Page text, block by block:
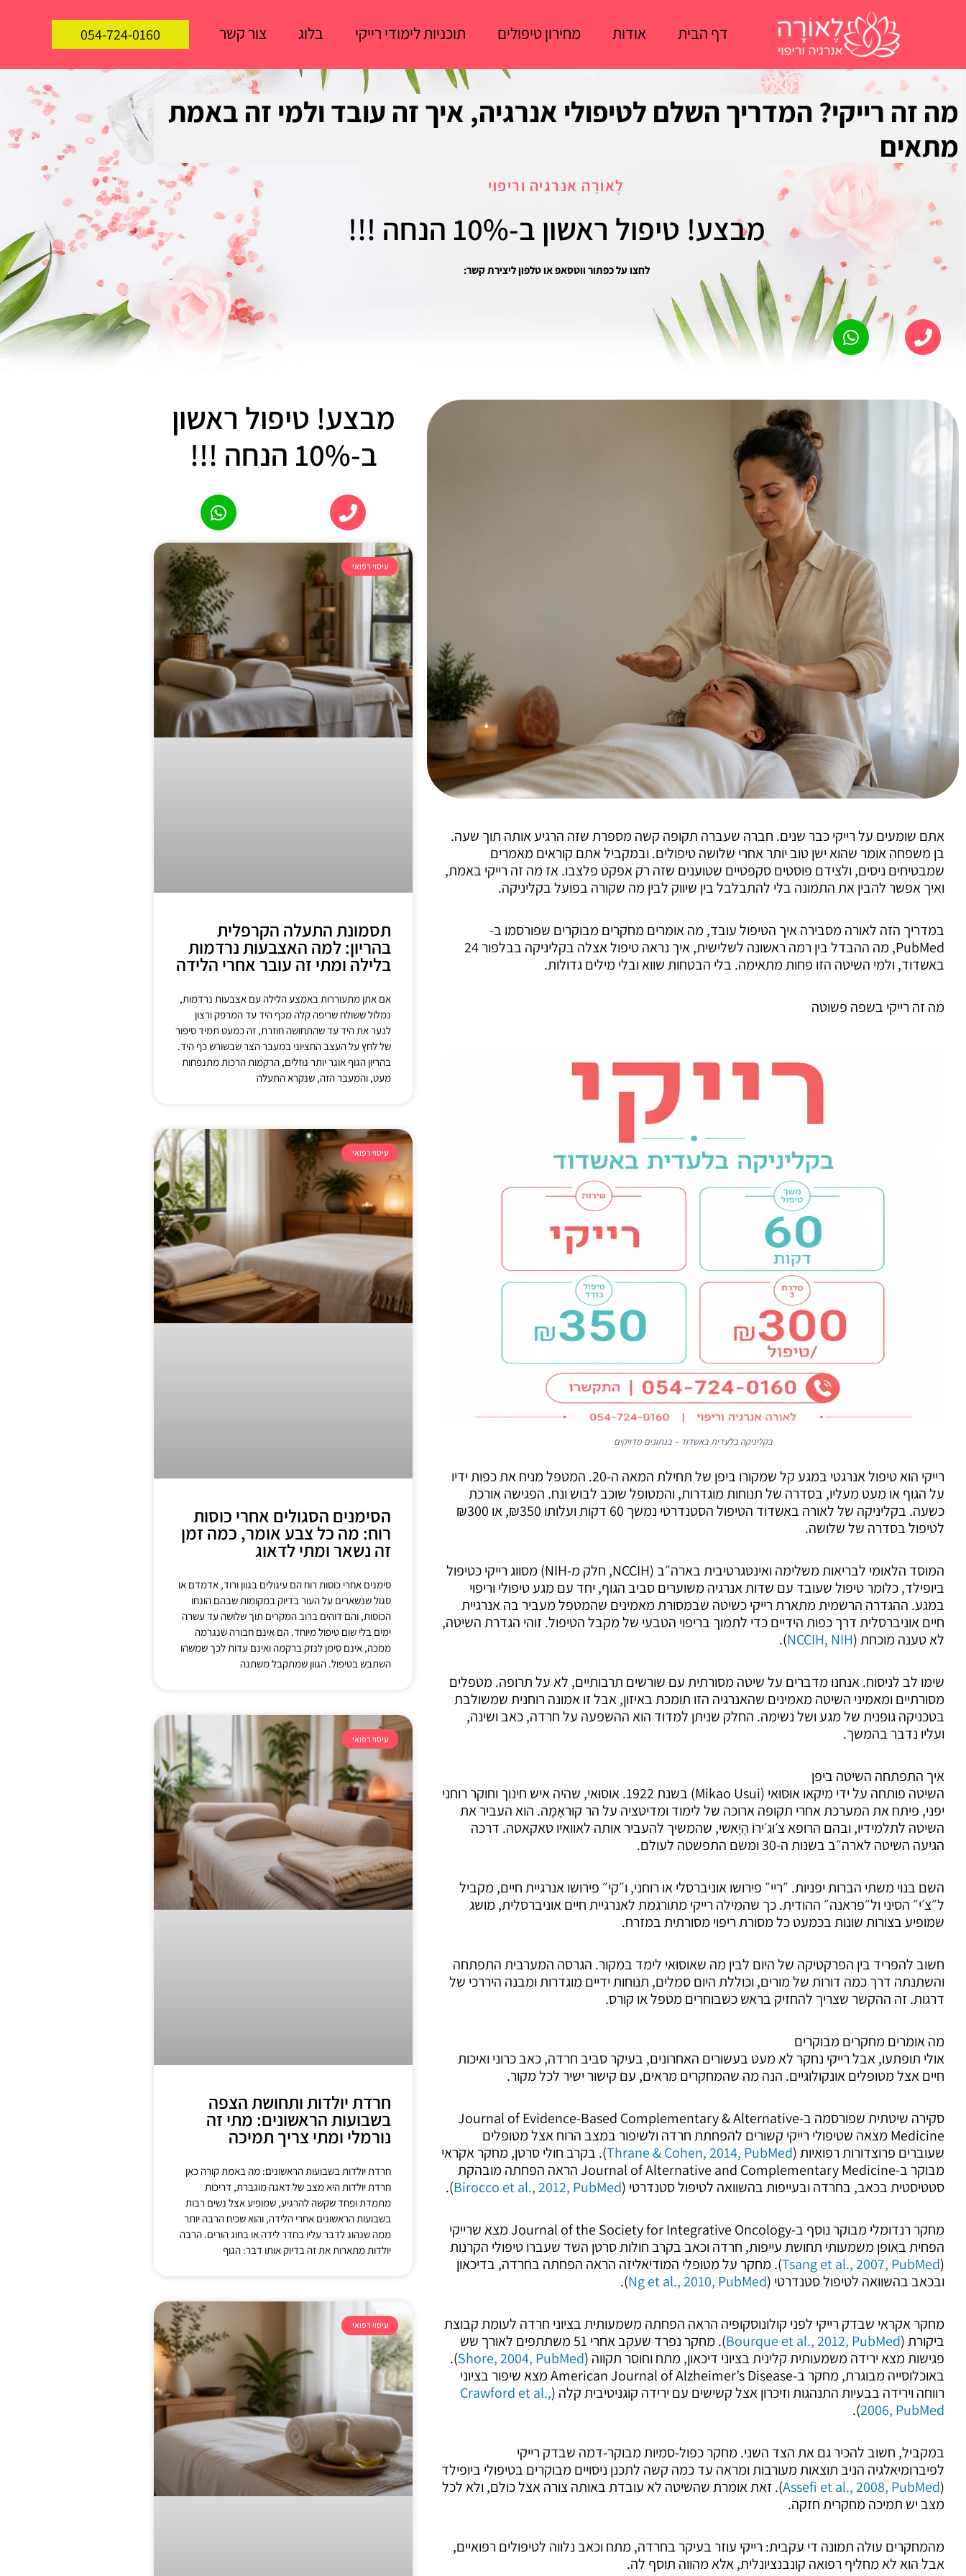
דף הבית אודות מחירון טיפולים תוכניות לימודי רייקי בלוג צור קשר 054-724-0160
מה זה רייקי? המדריך השלם לטיפולי אנרגיה, איך זה עובד ולמי זה באמת
מתאים
לֶאוֹרָה אנרגיה וריפוי
מבצע! טיפול ראשון ב-10% הנחה !!!
לחצו על כפתור ווטסאפ או טלפון ליצירת קשר:
אתם שומעים על רייקי כבר שנים. חברה שעברה תקופה קשה מספרת שזה הרגיע אותה תוך שעה.
בן משפחה אומר שהוא ישן טוב יותר אחרי שלושה טיפולים. ובמקביל אתם קוראים מאמרים
שמבטיחים ניסים, ולצידם פוסטים סקפטיים שטוענים שזה רק אפקט פלצבו. אז מה זה רייקי באמת,
ואיך אפשר להבין את התמונה בלי להתבלבל בין שיווק לבין מה שקורה בפועל בקליניקה.
במדריך הזה לאורה מסבירה איך הטיפול עובד, מה אומרים מחקרים מבוקרים שפורסמו ב-
PubMed, מה ההבדל בין רמה ראשונה לשלישית, איך נראה טיפול אצלה בקליניקה בבלפור 24
באשדוד, ולמי השיטה הזו פחות מתאימה. בלי הבטחות שווא ובלי מילים גדולות.
מה זה רייקי בשפה פשוטה
בקליניקה בלעדית באשדוד – בנתונים מדויקים
רייקי הוא טיפול אנרגטי במגע קל שמקורו ביפן של תחילת המאה ה-20. המטפל מניח את כפות ידיו
על הגוף או מעט מעליו, בסדרה של תנוחות מוגדרות, והמטופל שוכב לבוש ונח. הפגישה אורכת
כשעה. בקליניקה של לאורה באשדוד הטיפול הסטנדרטי נמשך 60 דקות ועלותו ₪350, או ₪300
לטיפול בסדרה של שלושה.
המוסד הלאומי לבריאות משלימה ואינטגרטיבית בארה״ב (NCCIH, חלק מ-NIH) מסווג רייקי כטיפול
ביופילד, כלומר טיפול שעובד עם שדות אנרגיה משוערים סביב הגוף, יחד עם מגע טיפולי וריפוי
במגע. ההגדרה הרשמית מתארת רייקי כשיטה שבמסורת מאמינים שהמטפל מעביר בה אנרגיית
חיים אוניברסלית דרך כפות הידיים כדי לתמוך בריפוי הטבעי של מקבל הטיפול. זוהי הגדרת השיטה,
לא טענה מוכחת (NCCIH, NIH
).
שימו לב לניסוח. אנחנו מדברים על שיטה מסורתית עם שורשים תרבותיים, לא על תרופה. מטפלים
מסורתיים ומאמיני השיטה מאמינים שהאנרגיה הזו תומכת באיזון, אבל זו אמונה רוחנית שמשולבת
בטכניקה גופנית של מגע ושל נשימה. החלק שניתן למדוד הוא ההשפעה על חרדה, כאב ושינה,
ועליו נדבר בהמשך.
איך התפתחה השיטה ביפן
השיטה פותחה על ידי מיקאו אוּסוּאי (Mikao Usui) בשנת 1922. אוסוּאי, שהיה איש חינוך וחוקר רוחני
יפני, פיתח את המערכת אחרי תקופה ארוכה של לימוד ומדיטציה על הר קוּראָמָה. הוא העביר את
השיטה לתלמידיו, ובהם הרופא צ׳וּג׳ירוֹ הָיָאשי, שהמשיך להעביר אותה לאוואיו טאקאטה. דרכה
הגיעה השיטה לארה״ב בשנות ה-30 ומשם התפשטה לעולם.
השם בנוי משתי הברות יפניות. ״ריי״ פירושו אוניברסלי או רוחני, ו״קי״ פירושו אנרגיית חיים, מקביל
ל״צ׳י״ הסיני ול״פראנה״ ההודית. כך שהמילה רייקי מתורגמת לאנרגיית חיים אוניברסלית, מושג
שמופיע בצורות שונות בכמעט כל מסורת ריפוי מסורתית במזרח.
חשוב להפריד בין הפרקטיקה של היום לבין מה שאוסוּאי לימד במקור. הגרסה המערבית התפתחה
והשתנתה דרך כמה דורות של מורים, וכוללת היום סמלים, תנוחות ידיים מוגדרות ומבנה היררכי של
דרגות. זה ההקשר שצריך להחזיק בראש כשבוחרים מטפל או קורס.
מה אומרים מחקרים מבוקרים
אולי תופתעו, אבל רייקי נחקר לא מעט בעשורים האחרונים, בעיקר סביב חרדה, כאב כרוני ואיכות
חיים אצל מטופלים אונקולוגיים. הנה מה שהמחקרים מראים, עם קישור ישיר לכל מקור.
סקירה שיטתית שפורסמה ב-Journal of Evidence-Based Complementary & Alternative
Medicine מצאה שטיפולי רייקי קשורים להפחתת חרדה ולשיפור במצב הרוח אצל מטופלים
שעוברים פרוצדורות רפואיות (Thrane & Cohen, 2014, PubMed). בקרב חולי סרטן, מחקר אקראי
מבוקר ב-Journal of Alternative and Complementary Medicine הראה הפחתה מובהקת
סטטיסטית בכאב, בחרדה ובעייפות בהשוואה לטיפול סטנדרטי (Birocco et al., 2012, PubMed
).
מחקר רנדומלי מבוקר נוסף ב-Journal of the Society for Integrative Oncology מצא שרייקי
הפחית באופן משמעותי תחושת עייפות, חרדה וכאב בקרב חולות סרטן השד שעברו טיפולי הקרנות
(
Tsang et al., 2007, PubMed). מחקר על מטופלי המודיאליזה הראה הפחתה בחרדה, בדיכאון
ובכאב בהשוואה לטיפול סטנדרטי (Ng et al., 2010, PubMed
).
מחקר אקראי שבדק רייקי לפני קולונוסקופיה הראה הפחתה משמעותית בציוני חרדה לעומת קבוצת
ביקורת (Bourque et al., 2012, PubMed
). מחקר נפרד שעקב אחרי 51 משתתפים לאורך שש
פגישות מצא ירידה משמעותית קלינית בציוני דיכאון, מתח וחוסר תקווה (Shore, 2004, PubMed
).
באוכלוסייה מבוגרת, מחקר ב-American Journal of Alzheimer’s Disease מצא שיפור בציוני
רווחה וירידה בבעיות התנהגות וזיכרון אצל קשישים עם ירידה קוגניטיבית קלה (Crawford et al.,
2006, PubMed
).
במקביל, חשוב להכיר גם את הצד השני. מחקר כפול-סמיות מבוקר-דמה שבדק רייקי
לפיברומיאלגיה הניב תוצאות מעורבות ומראה עד כמה קשה לתכנן ניסויים מבוקרים בטיפולי ביופילד
(
Assefi et al., 2008, PubMed). זאת אומרת שהשיטה לא עובדת באותה צורה אצל כולם, ולא לכל
מצב יש תמיכה מחקרית חזקה.
מהמחקרים עולה תמונה די עקבית: רייקי עוזר בעיקר בחרדה, מתח וכאב נלווה לטיפולים רפואיים,
אבל הוא לא מחליף רפואה קונבנציונלית, אלא מהווה תוסף לה.
מבצע! טיפול ראשון
ב-10% הנחה !!!
עיסוי רפואי
תסמונת התעלה הקרפלית
בהריון: למה האצבעות נרדמות
בלילה ומתי זה עובר אחרי הלידה
אם אתן מתעוררות באמצע הלילה עם אצבעות נרדמות,
נמלול ששולח שריפה קלה מכף היד עד המרפק ורצון
לנער את היד עד שהתחושה חוזרת, זה כמעט תמיד סיפור
של לחץ על העצב החציוני במעבר הצר שבשורש כף היד.
בהריון הגוף אוגר יותר נוזלים, הרקמות הרכות מתנפחות
מעט, והמעבר הזה, שנקרא התעלה
עיסוי רפואי
הסימנים הסגולים אחרי כוסות
רוח: מה כל צבע אומר, כמה זמן
זה נשאר ומתי לדאוג
סימנים אחרי כוסות רוח הם עיגולים בגוון ורוד, אדמדם או
סגול שנשארים על העור בדיוק במקומות שבהם הונחו
הכוסות, והם דוהים ברוב המקרים תוך שלושה עד עשרה
ימים בלי שום טיפול מיוחד. הם אינם חבורה שנגרמה
ממכה, אינם סימן לנזק ברקמה ואינם עדות לכך שמשהו
השתבש בטיפול. הגוון שמתקבל משתנה
עיסוי רפואי
חרדת יולדות ותחושת הצפה
בשבועות הראשונים: מתי זה
נורמלי ומתי צריך תמיכה
חרדת יולדות בשבועות הראשונים: מה באמת קורה כאן
חרדת יולדות היא מצב של דאגה מוגברת, דריכות
מתמדת ופחד שקשה להרגיע, שמופיע אצל נשים רבות
בשבועות הראשונים אחרי הלידה, והוא שכיח הרבה יותר
ממה שנהוג לדבר עליו בחדר לידה או בחוג הורים. הרבה
יולדות מתארות את זה בדיוק אותו דבר: הגוף
עיסוי רפואי